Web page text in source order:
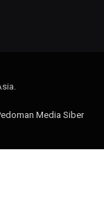
Media Siber